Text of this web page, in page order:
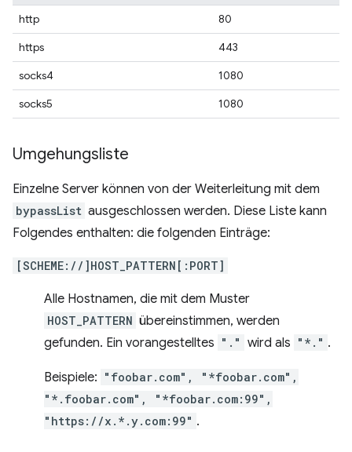
http
80
https
443
socks4
1080
socks5
1080
Umgehungsliste
Einzelne Server können von der Weiterleitung mit dem
bypassList ausgeschlossen werden. Diese Liste kann
Folgendes enthalten: die folgenden Einträge:
[SCHEME://]HOST_PATTERN[:PORT]
Alle Hostnamen, die mit dem Muster
HOST_PATTERN übereinstimmen, werden
gefunden. Ein vorangestelltes "." wird als "*." .
Beispiele: "foobar.com", "*foobar.com",
"*.foobar.com", "*foobar.com:99",
"https://x.*.y.com:99" .